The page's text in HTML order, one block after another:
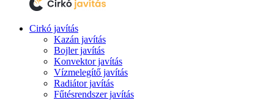
Cirkó javítás
Kazán javítás
Bojler javítás
Konvektor javítás
Vízmelegítő javítás
Radiátor javítás
Fűtésrendszer javítás